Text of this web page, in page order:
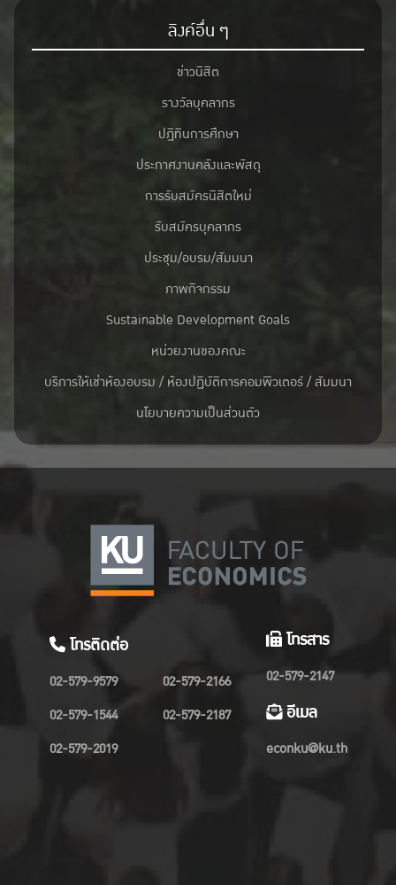
ลิงค์อื่น ๆ
ข่าวนิสิต
รางวัลบุคลากร
ปฎิทินการศึกษา
ประกาศงานคลังและพัสดุ
การรับสมัครนิสิตใหม่
รับสมัครบุคลากร
ประชุม/อบรม/สัมมนา
ภาพกิจกรรม
Sustainable Development Goals
หน่วยงานของคณะ
บริการให้เช่าห้องอบรม / ห้องปฏิบัติการคอมพิวเตอร์ / สัมมนา
นโยบายความเป็นส่วนตัว
โทรติดต่อ
02-579-9579
02-579-1544
02-579-2019
02-579-2166
02-579-2187
โทรสาร
02-579-2147
อีเมล
econku@ku.th